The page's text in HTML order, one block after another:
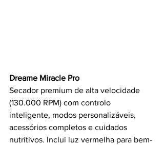
Dreame Miracle Pro
Secador premium de alta velocidade
(130.000 RPM) com controlo
inteligente, modos personalizáveis,
acessórios completos e cuidados
nutritivos. Inclui luz vermelha para bem-